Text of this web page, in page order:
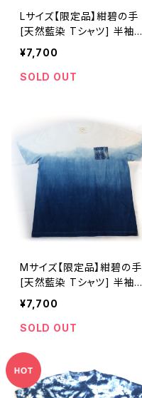
Lサイズ【限定品】紺碧の手
[天然藍染 Tシャツ] 半袖
全体絞り染め(左肩絞り無
し)※職人手染め
¥7,700
SOLD OUT
Mサイズ【限定品】紺碧の手
[天然藍染 Tシャツ] 半袖
グラデーション※職人手染
¥7,700
SOLD OUT